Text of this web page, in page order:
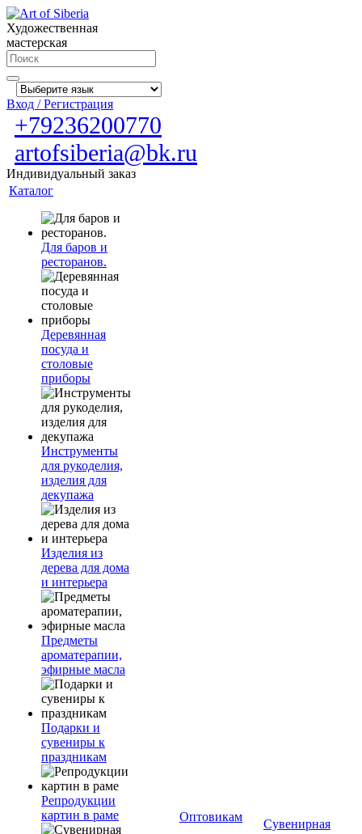
Художественная
мастерская
Вход / Регистрация
+79236200770
artofsiberia@bk.ru
Индивидуальный заказ
Каталог
Для баров и
ресторанов.
Деревянная
посуда и
столовые
приборы
Инструменты
для рукоделия,
изделия для
декупажа
Изделия из
дерева для дома
и интерьера
Предметы
ароматерапии,
эфирные масла
Подарки и
сувениры к
праздникам
Репродукции
картин в раме
Оптовикам
Сувенирная